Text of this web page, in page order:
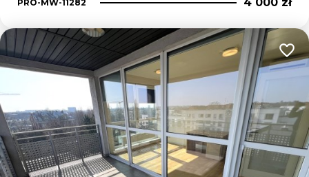
PRO-MW-11282 4 000 zł